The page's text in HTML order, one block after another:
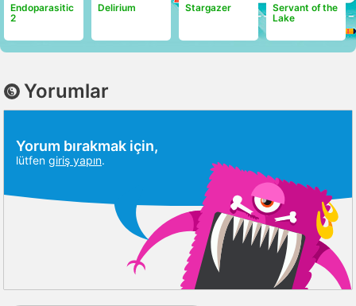
Endoparasitic
2
Delirium Stargazer
Servant of the
Lake
Yorumlar
Yorum bırakmak için,
lütfen giriş yapın.